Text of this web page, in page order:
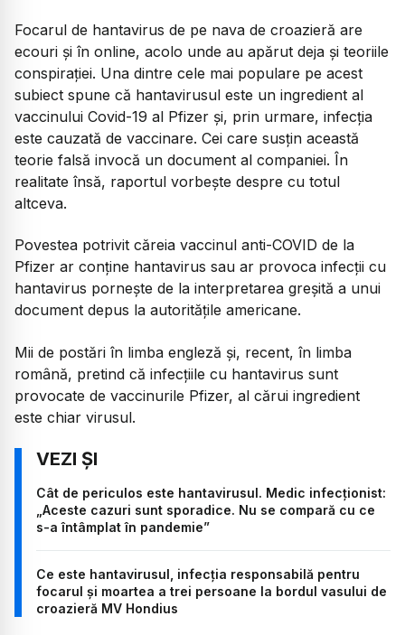
Focarul de hantavirus de pe nava de croazieră are
ecouri și în online, acolo unde au apărut deja și teoriile
conspirației. Una dintre cele mai populare pe acest
subiect spune că hantavirusul este un ingredient al
vaccinului Covid-19 al Pfizer și, prin urmare, infecția
este cauzată de vaccinare. Cei care susțin această
teorie falsă invocă un document al companiei. În
realitate însă, raportul vorbește despre cu totul
altceva.
Povestea potrivit căreia vaccinul anti-COVID de la
Pfizer ar conține hantavirus sau ar provoca infecții cu
hantavirus pornește de la interpretarea greșită a unui
document depus la autoritățile americane.
Mii de postări în limba engleză și, recent, în limba
română, pretind că infecțiile cu hantavirus sunt
provocate de vaccinurile Pfizer, al cărui ingredient
este chiar virusul.
Cât de periculos este hantavirusul. Medic infecționist:
„Aceste cazuri sunt sporadice. Nu se compară cu ce
s-a întâmplat în pandemie”
Ce este hantavirusul, infecția responsabilă pentru
focarul și moartea a trei persoane la bordul vasului de
croazieră MV Hondius